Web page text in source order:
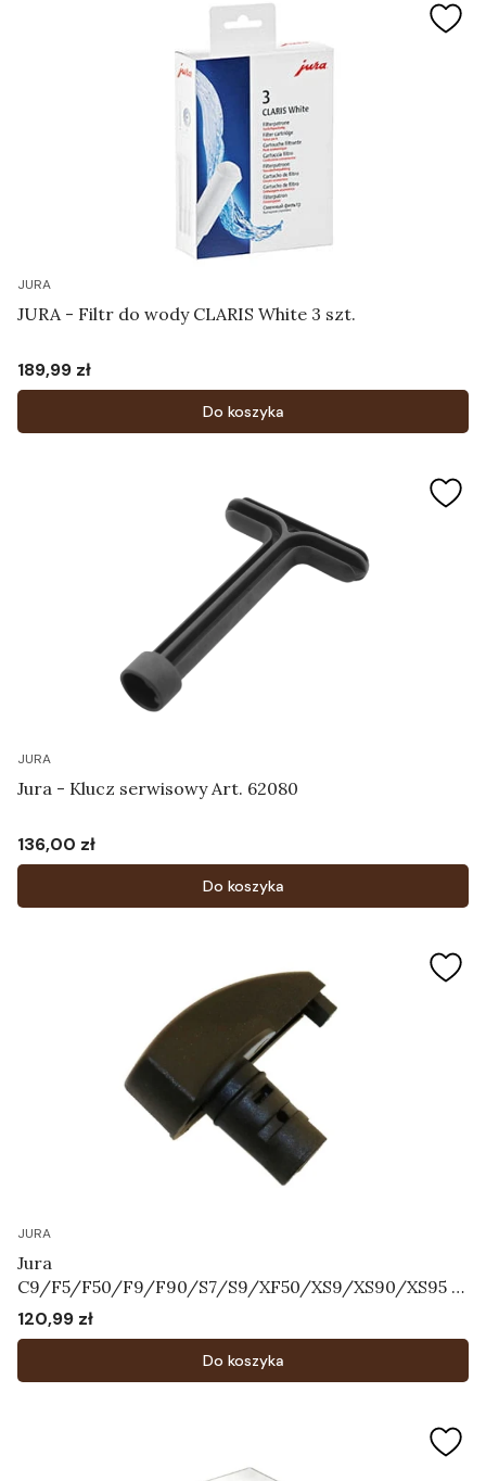
JURA
JURA - Filtr do wody CLARIS White 3 szt.
Cena
189,99 zł
Do koszyka
JURA
Jura - Klucz serwisowy Art. 62080
Cena
136,00 zł
Do koszyka
JURA
Jura
C9/F5/F50/F9/F90/S7/S9/XF50/XS9/XS90/XS95 -
Przełącznik wyboru dyszy cappuccino Art.63604
Cena
120,99 zł
Do koszyka